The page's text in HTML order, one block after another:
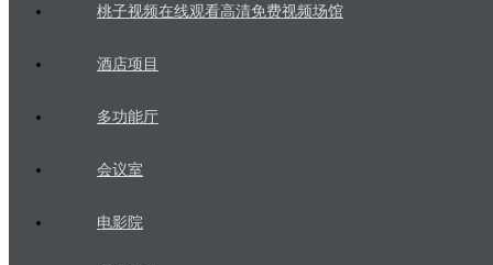
桃子视频在线观看高清免费视频场馆
酒店项目
多功能厅
会议室
电影院